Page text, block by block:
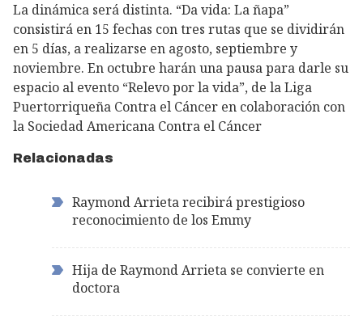
La dinámica será distinta. “Da vida: La ñapa”
consistirá en 15 fechas con tres rutas que se dividirán
en 5 días, a realizarse en agosto, septiembre y
noviembre. En octubre harán una pausa para darle su
espacio al evento “Relevo por la vida”, de la Liga
Puertorriqueña Contra el Cáncer en colaboración con
la Sociedad Americana Contra el Cáncer
Relacionadas
Raymond Arrieta recibirá prestigioso
reconocimiento de los Emmy
Hija de Raymond Arrieta se convierte en
doctora